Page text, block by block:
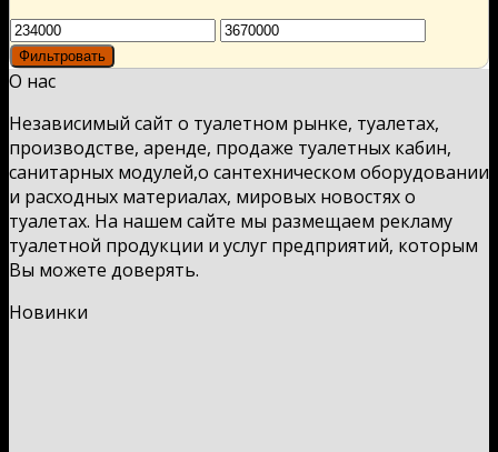
Фильтровать
О нас
Независимый сайт о туалетном рынке, туалетах,
производстве, аренде, продаже туалетных кабин,
санитарных модулей,о сантехническом оборудовании
и расходных материалах, мировых новостях о
туалетах. На нашем сайте мы размещаем рекламу
туалетной продукции и услуг предприятий, которым
Вы можете доверять.
Новинки